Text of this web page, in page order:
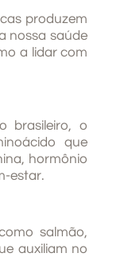
produzem
nossa saúde
a lidar com
brasileiro, o
que
hormônio
estar.
salmão,
auxiliam no